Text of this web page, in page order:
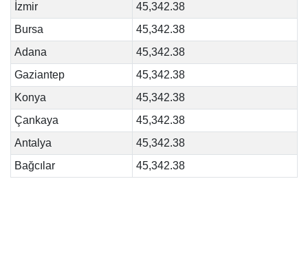
İzmir
45,342.38
Bursa
45,342.38
Adana
45,342.38
Gaziantep
45,342.38
Konya
45,342.38
Çankaya
45,342.38
Antalya
45,342.38
Bağcılar
45,342.38